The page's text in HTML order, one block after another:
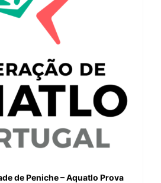
de Peniche – Aquatlo Prova